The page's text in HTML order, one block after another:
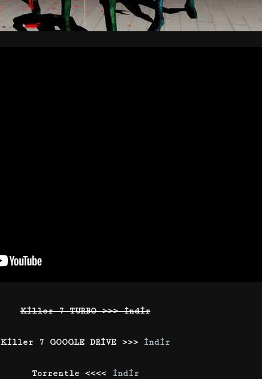
Killer 7 TURBO >>> İndir
Killer 7 GOOGLE DRİVE >>>İndir
Torrentle <<<< İndir